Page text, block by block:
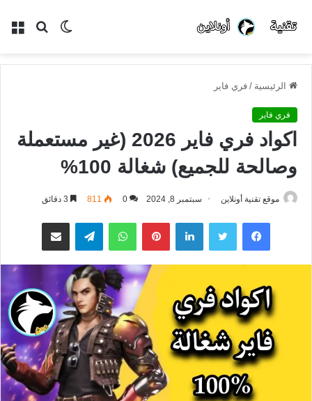
بحث الوضع
الرئيسية / فري فاير
فري فاير
اكواد فري فاير 2026 (غير مستعملة
وصالحة للجميع) شغالة 100%
موقع تقنية أونلاين سبتمبر 8, 2024 0
811
فيسبوك تويتر لينكدإن بينتيريستواتساب تيلقرام مشاركة عبر البريد